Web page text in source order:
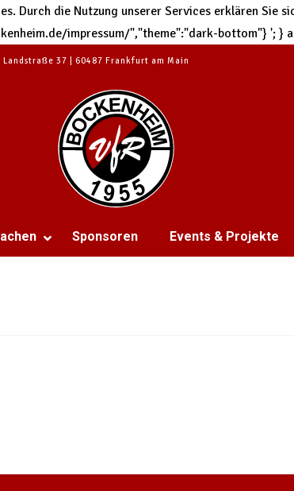
Durch die Nutzung unserer Services erklären Sie
impressum/","theme":"dark-bottom"} '; }
37 | 60487 Frankfurt am Main
Sponsoren Events & Projekte